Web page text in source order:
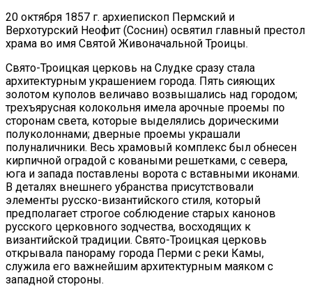
20 октября 1857 г. архиепископ Пермский и
Верхотурский Неофит (Соснин) освятил главный престол
храма во имя Святой Живоначальной Троицы.
Свято-Троицкая церковь на Слудке сразу стала
архитектурным украшением города. Пять сияющих
золотом куполов величаво возвышались над городом;
трехъярусная колокольня имела арочные проемы по
сторонам света, которые выделялись дорическими
полуколоннами; дверные проемы украшали
полуналичники. Весь храмовый комплекс был обнесен
кирпичной оградой с коваными решетками, с севера,
юга и запада поставлены ворота с вставными иконами.
В деталях внешнего убранства присутствовали
элементы русско-византийского стиля, который
предполагает строгое соблюдение старых канонов
русского церковного зодчества, восходящих к
византийской традиции. Свято-Троицкая церковь
открывала панораму города Перми с реки Камы,
служила его важнейшим архитектурным маяком с
западной стороны.